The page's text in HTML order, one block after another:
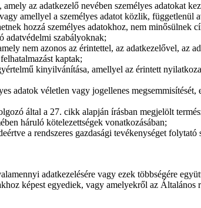
az adatkezelő nevében személyes adatokat
amellyel a személyes adatot közlik, függetlenül
hozzá személyes adatokhoz, nem minősülnek
adatvédelmi szabályoknak;
nem azonos az érintettel, az adatkezelővel, az
kaptak;
kinyilvánítása, amellyel az érintett
adatok véletlen vagy jogellenes megsemmisítését,
által a 27. cikk alapján írásban megjelölt
háruló kötelezettségek vonatkozásában;
a rendszeres gazdasági tevékenységet folytató
adatkezelésére vagy ezek többségére
képest egyediek, vagy amelyekről az Általános